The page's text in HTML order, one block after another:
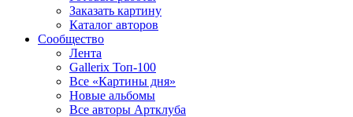
Заказать картину
Каталог авторов
Сообщество
Лента
Gallerix Топ-100
Все «Картины дня»
Новые альбомы
Все авторы Артклуба